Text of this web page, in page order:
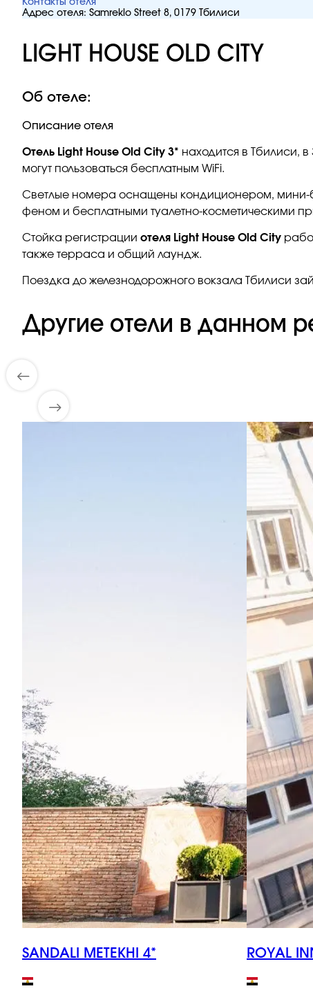
Контакты отеля
Адрес отеля: Samreklo Street 8, 0179 Тбилиси
LIGHT HOUSE OLD CITY
Об отеле:
Описание отеля
Отель Light House Old City 3* находится в Тбилиси,
могут пользоваться бесплатным WiFi.
Светлые номера оснащены кондиционером, мини-
феном и бесплатными туалетно-косметическими
Стойка регистрации отеля Light House Old City
также терраса и общий лаундж.
Поездка до железнодорожного вокзала Тбилиси
Другие отели в данном
SANDALI METEKHI 4* ROYAL